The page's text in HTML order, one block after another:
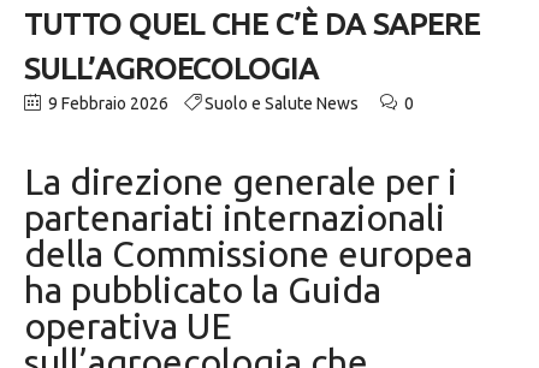
TUTTO QUEL CHE C’È DA SAPERE
SULL’AGROECOLOGIA
9 Febbraio 2026 Suolo e Salute News 0
La direzione generale per i
partenariati internazionali
della Commissione europea
ha pubblicato la Guida
operativa UE